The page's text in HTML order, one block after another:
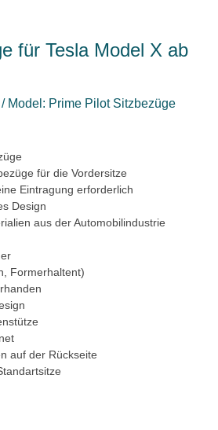
für Tesla Model X ab
Model: Prime Pilot Sitzbezüge
für die Vordersitze
Eintragung erforderlich
Design
aus der Automobilindustrie
Formerhaltent)
auf der Rückseite